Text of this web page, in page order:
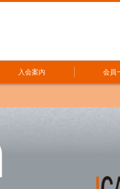
入会案内 会員